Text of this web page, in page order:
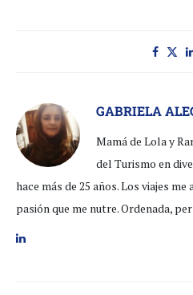
GABRIELA
Mamá de Lola y
del Turismo en
hace más de 25 años. Los viajes
pasión que me nutre. Ordenada,